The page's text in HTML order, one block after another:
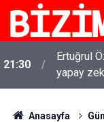
21:30
Ertuğrul
yapay
Anasayfa